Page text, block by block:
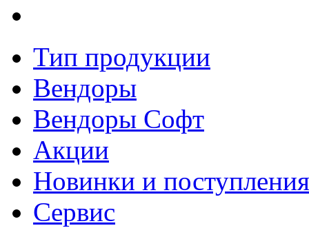
Тип продукции
Вендоры
Вендоры Софт
Акции
Новинки и поступления
Сервис